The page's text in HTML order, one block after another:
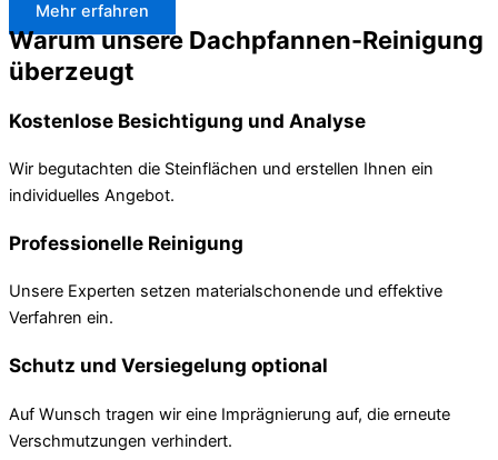
Mehr erfahren
Warum unsere Dachpfannen-Reinigung
überzeugt
Kostenlose Besichtigung und Analyse
Wir begutachten die Steinflächen und erstellen Ihnen ein
individuelles Angebot.
Professionelle Reinigung
Unsere Experten setzen materialschonende und effektive
Verfahren ein.
Schutz und Versiegelung optional
Auf Wunsch tragen wir eine Imprägnierung auf, die erneute
Verschmutzungen verhindert.